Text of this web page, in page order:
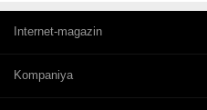
Internet-magazin
Kompaniya